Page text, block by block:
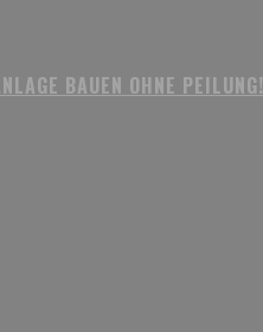
BAUEN OHNE